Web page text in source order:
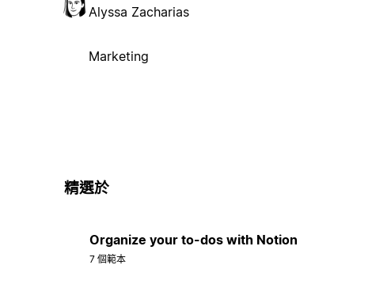
Alyssa Zacharias
Marketing
精選於
Organize your to-dos with Notion
7 個範本